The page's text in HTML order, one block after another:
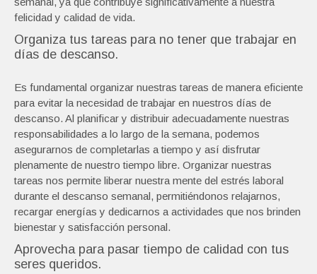
felicidad y calidad de vida.
Organiza tus tareas para no tener que trabajar en
días de descanso.
Es fundamental organizar nuestras tareas de manera eficiente
para evitar la necesidad de trabajar en nuestros días de
descanso. Al planificar y distribuir adecuadamente nuestras
responsabilidades a lo largo de la semana, podemos
asegurarnos de completarlas a tiempo y así disfrutar
plenamente de nuestro tiempo libre. Organizar nuestras
tareas nos permite liberar nuestra mente del estrés laboral
durante el descanso semanal, permitiéndonos relajarnos,
recargar energías y dedicarnos a actividades que nos brinden
bienestar y satisfacción personal.
Aprovecha para pasar tiempo de calidad con tus
seres queridos.